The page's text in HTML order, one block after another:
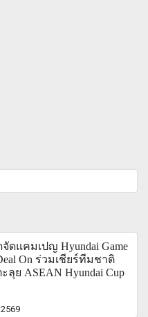
ดแคมเปญ Hyundai Game
On ร่วมเชียร์ทีมชาติ
ลุย ASEAN Hyundai Cup